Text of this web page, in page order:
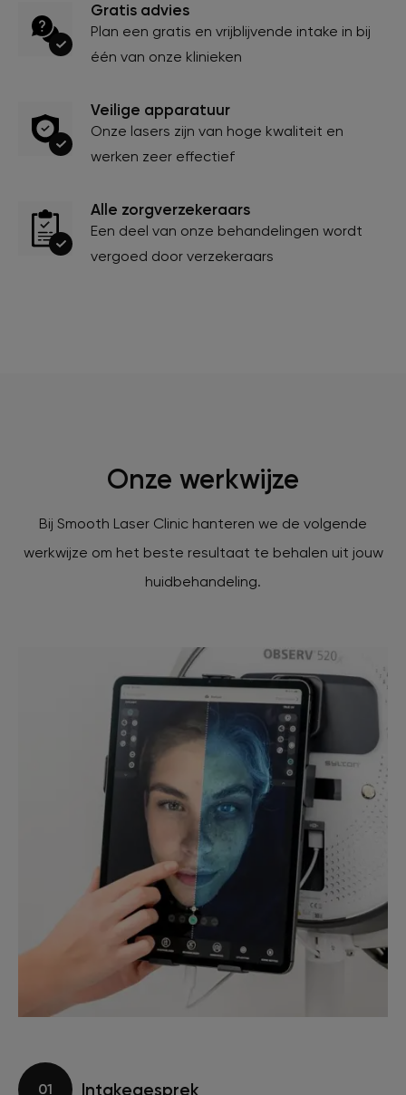
Gratis advies
Plan een gratis en vrijblijvende intake in bij
één van onze klinieken
Veilige apparatuur
Onze lasers zijn van hoge kwaliteit en
werken zeer effectief
Alle zorgverzekeraars
Een deel van onze behandelingen wordt
vergoed door verzekeraars
Onze werkwijze
Bij Smooth Laser Clinic hanteren we de volgende
werkwijze om het beste resultaat te behalen uit jouw
huidbehandeling.
01 Intakegesprek